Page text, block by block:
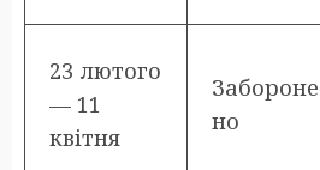
23 лютого
— 11
квітня
Забороне
но